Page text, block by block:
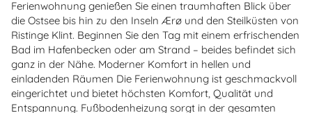
Ferienwohnung genießen Sie einen traumhaften Blick über
die Ostsee bis hin zu den Inseln Ærø und den Steilküsten von
Ristinge Klint. Beginnen Sie den Tag mit einem erfrischenden
Bad im Hafenbecken oder am Strand – beides befindet sich
ganz in der Nähe. Moderner Komfort in hellen und
einladenden Räumen Die Ferienwohnung ist geschmackvoll
eingerichtet und bietet höchsten Komfort, Qualität und
Entspannung. Fußbodenheizung sorgt in der gesamten